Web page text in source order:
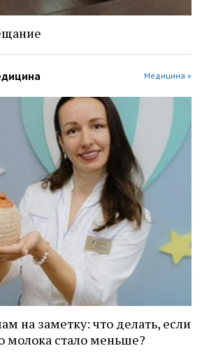
Медицина »
на заметку: что делать, если
молока стало меньше?